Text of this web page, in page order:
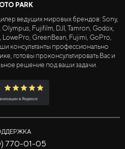
PARK
ведущих мировых брендов: Sony,
Fujifilm, DJI, Tamron, Godox,
LowePro, GreenBean, Fujimi, GoPro,
консультанты профессионально
готовы проконсультировать Вас и
решение под ваши задачи.
770-01-05